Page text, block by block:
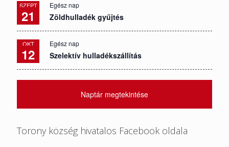
SZEPT
21
Egész nap
Zöldhulladék gyűjtés
OKT
12
Egész nap
Szelektív hulladékszállítás
Naptár megtekintése
Torony község hivatalos Facebook oldala